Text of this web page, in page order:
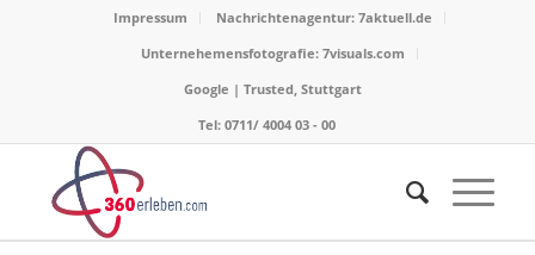
Impressum
Nachrichtenagentur: 7aktuell.de
Unternehemensfotografie: 7visuals.com
Google | Trusted, Stuttgart
Tel: 0711/ 4004 03 - 00